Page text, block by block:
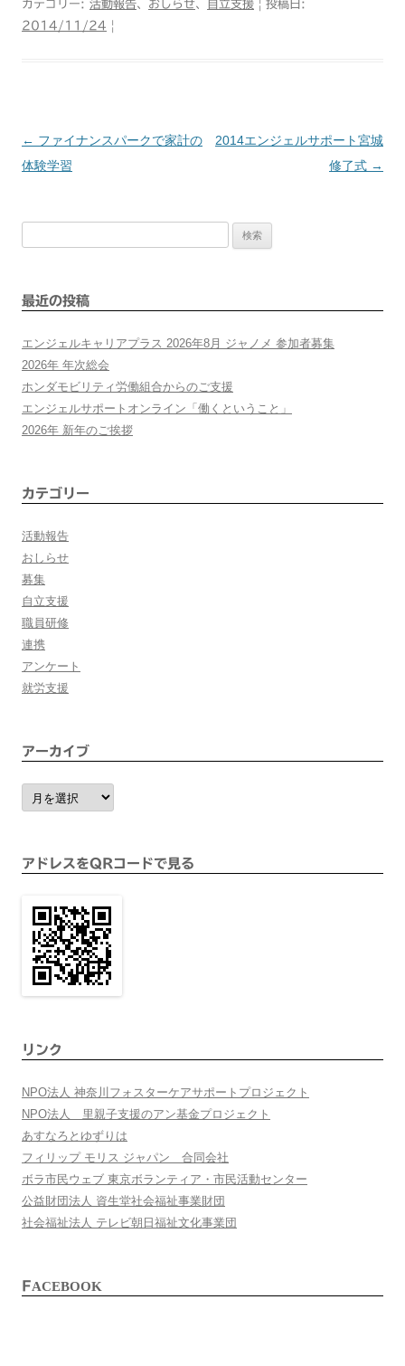
カテゴリー: 活動報告、 おしらせ、 自立支援 | 投稿日:
2014/11/24 |
投
ー
シ
ン
← ファイナンスパークで家計の
体験学習
2014エンジェルサポート宮城
修了式 →
最近の投稿
エンジェルキャリアプラス 2026年8月 ジャノメ 参加者募集
2026年 年次総会
ホンダモビリティ労働組合からのご支援
エンジェルサポートオンライン「働くということ」
2026年 新年のご挨拶
カテゴリー
活動報告
おしらせ
募集
自立支援
職員研修
連携
アンケート
就労支援
アーカイブ
ア
ー
カ
アドレスをQRコードで見る
リンク
NPO法人 神奈川フォスターケアサポートプロジェクト
NPO法人 里親子支援のアン基金プロジェクト
あすなろとゆずりは
フィリップ モリス ジャパン 合同会社
ボラ市民ウェブ 東京ボランティア・市民活動センター
公益財団法人 資生堂社会福祉事業財団
社会福祉法人 テレビ朝日福祉文化事業団
FACEBOOK